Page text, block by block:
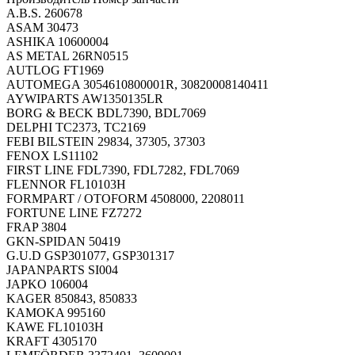
A.B.S. 260678
ASAM 30473
ASHIKA 10600004
AS METAL 26RN0515
AUTLOG FT1969
AUTOMEGA 3054610800001R, 30820008140411
AYWIPARTS AW1350135LR
BORG & BECK BDL7390, BDL7069
DELPHI TC2373, TC2169
FEBI BILSTEIN 29834, 37305, 37303
FENOX LS11102
FIRST LINE FDL7390, FDL7282, FDL7069
FLENNOR FL10103H
FORMPART / OTOFORM 4508000, 2208011
FORTUNE LINE FZ7272
FRAP 3804
GKN-SPIDAN 50419
G.U.D GSP301077, GSP301317
JAPANPARTS SI004
JAPKO 106004
KAGER 850843, 850833
KAMOKA 995160
KAWE FL10103H
KRAFT 4305170